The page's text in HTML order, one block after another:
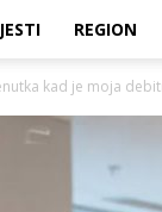
REGION
kad je moja